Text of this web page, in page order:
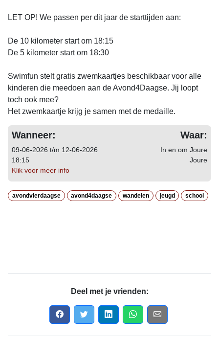
LET OP! We passen per dit jaar de starttijden aan:
De 10 kilometer start om 18:15
De 5 kilometer start om 18:30
Swimfun stelt gratis zwemkaartjes beschikbaar voor alle
kinderen die meedoen aan de Avond4Daagse. Jij loopt
toch ook mee?
Het zwemkaartje krijg je samen met de medaille.
Wanneer:
09-06-2026 t/m 12-06-2026
18:15
Klik voor meer info
Waar:
In en om Joure
Joure
avondvierdaagse avond4daagse wandelen jeugd school
Deel met je vrienden: